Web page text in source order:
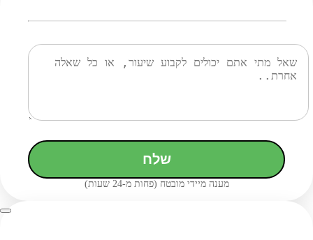
שלח
מענה מיידי מובטח (פחות מ-24 שעות)